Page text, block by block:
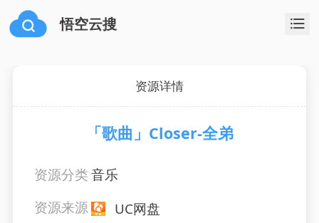
悟空云搜
资源详情
「歌曲」Closer-全弟
资源分类音乐
资源来源
UC网盘